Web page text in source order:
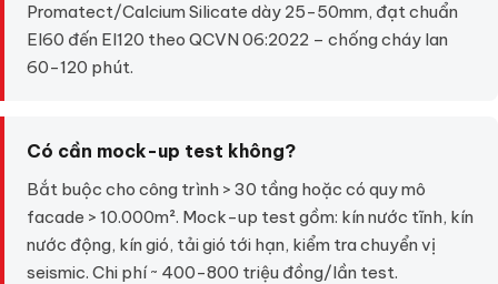
Promatect/Calcium Silicate dày 25-50mm, đạt chuẩn
EI60 đến EI120 theo QCVN 06:2022 – chống cháy lan
60-120 phút.
Có cần mock-up test không?
Bắt buộc cho công trình > 30 tầng hoặc có quy mô
facade > 10.000m². Mock-up test gồm: kín nước tĩnh, kín
nước động, kín gió, tải gió tới hạn, kiểm tra chuyển vị
seismic. Chi phí ~ 400-800 triệu đồng/lần test.